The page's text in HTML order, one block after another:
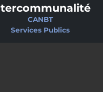
CANBT
Services Publics